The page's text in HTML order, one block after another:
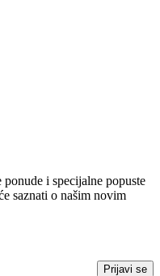
i specijalne popuste
saznati o našim novim